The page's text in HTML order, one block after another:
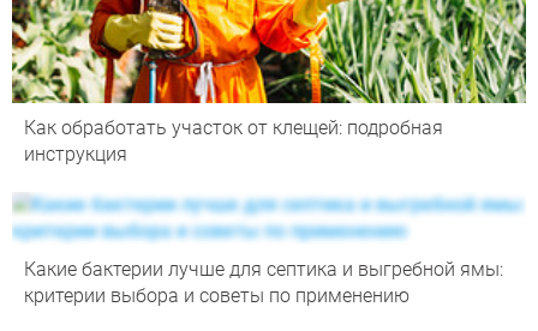
Как обработать участок от клещей: подробная
инструкция
Какие бактерии лучше для септика и выгребной ямы:
критерии выбора и советы по применению